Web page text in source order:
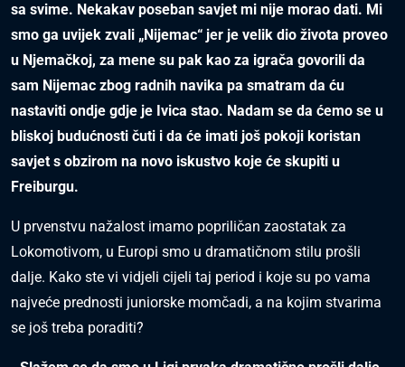
sa svime. Nekakav poseban savjet mi nije morao dati. Mi
smo ga uvijek zvali „Nijemac“ jer je velik dio života proveo
u Njemačkoj, za mene su pak kao za igrača govorili da
sam Nijemac zbog radnih navika pa smatram da ću
nastaviti ondje gdje je Ivica stao. Nadam se da ćemo se u
bliskoj budućnosti čuti i da će imati još pokoji koristan
savjet s obzirom na novo iskustvo koje će skupiti u
Freiburgu.
U prvenstvu nažalost imamo popriličan zaostatak za
Lokomotivom, u Europi smo u dramatičnom stilu prošli
dalje. Kako ste vi vidjeli cijeli taj period i koje su po vama
najveće prednosti juniorske momčadi, a na kojim stvarima
se još treba poraditi?